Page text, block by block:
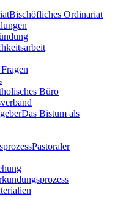
Bischöfliches Ordinariat
Büro
Das Bistum als
Pastoraler